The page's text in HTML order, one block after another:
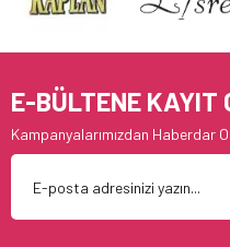
E-BÜLTENE KAYIT
Kampanyalarımızdan Haberdar